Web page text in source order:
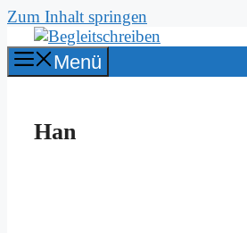
Zum Inhalt springen
Menü
Han